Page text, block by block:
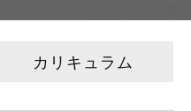
カリキュラム